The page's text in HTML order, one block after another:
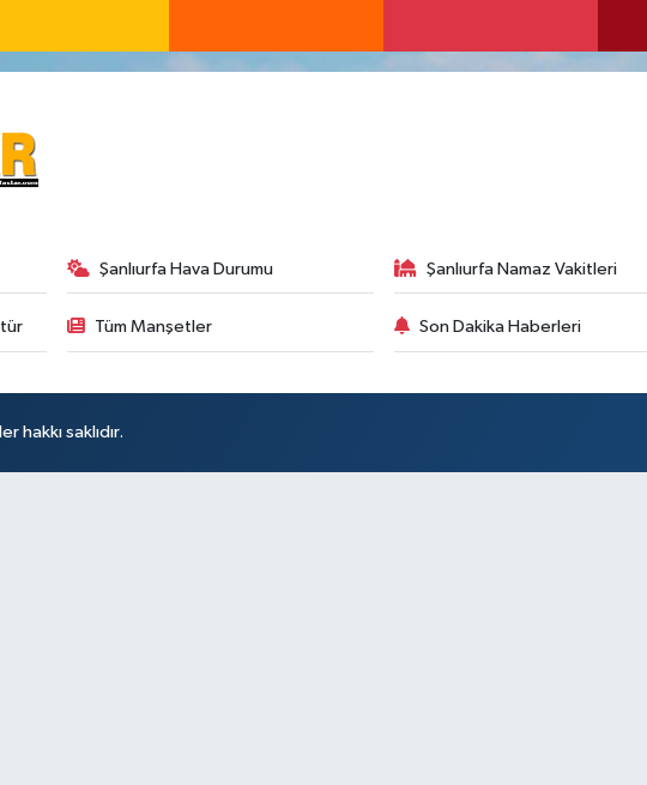
Şanlıurfa Hava Durumu Şanlıurfa Namaz Vakitleri
Tüm Manşetler Son Dakika Haberleri
saklıdır.